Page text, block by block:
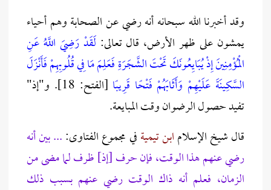
وقد أخبرنا الله سبحانه أنه رضي عن الصحابة وهم أحياء
يمشون على ظهر الأرض، قال تعالى:لَقَدْ رَضِيَ اللَّهُ عَنِ
الْمُؤْمِنِينَ إِذْ يُبَايِعُونَكَ تَحْتَ الشَّجَرَةِ فَعَلِمَ مَا فِي قُلُوبِهِمْ فَأَنْزَلَ
السَّكِينَةَ عَلَيْهِمْ وَأَثَابَهُمْ فَتْحًا قَرِيبًا
[الفتح: 18]. و"إذ"
تفيد حصول الرضوان وقت المبايعة.
قال شيخ الإسلامابن تيميةفي مجموع الفتاوى:... بين أنه
رضي عنهم هذا الوقت، فإن حرف [إذ] ظرف لما مضى من
الزمان، فعلم أنه ذاك الوقت رضي عنهم بسبب ذلك